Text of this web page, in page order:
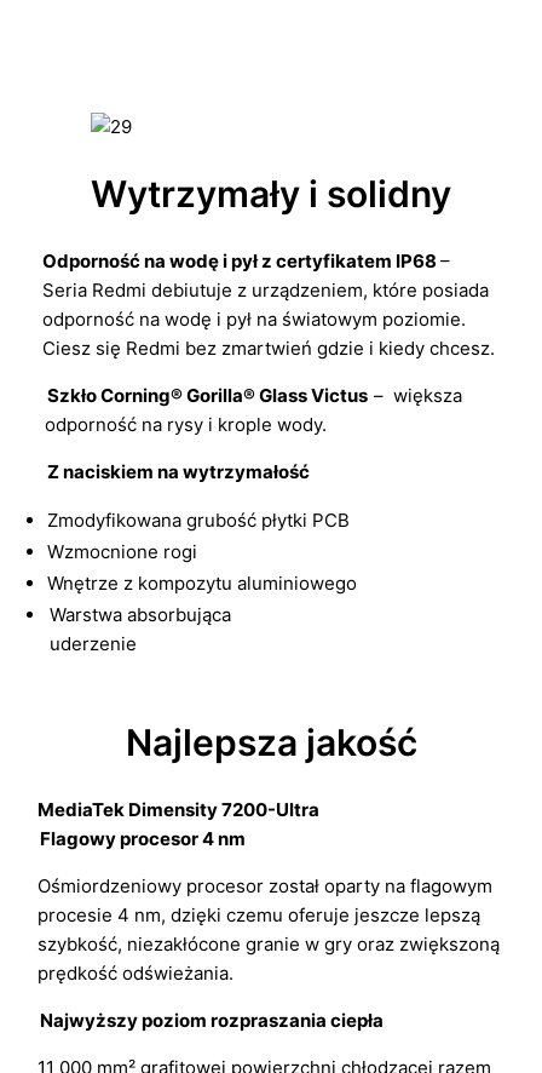
Wytrzymały i solidny
Odporność na wodę i pył z certyfikatem IP68 –
Seria Redmi debiutuje z urządzeniem, które posiada
odporność na wodę i pył na światowym poziomie.
Ciesz się Redmi bez zmartwień gdzie i kiedy chcesz.
Szkło Corning® Gorilla® Glass Victus – większa
odporność na rysy i krople wody.
Z naciskiem na wytrzymałość
Zmodyfikowana grubość płytki PCB
Wzmocnione rogi
Wnętrze z kompozytu aluminiowego
Warstwa absorbująca
uderzenie
Najlepsza jakość
MediaTek Dimensity 7200-Ultra
Flagowy procesor 4 nm
Ośmiordzeniowy procesor został oparty na flagowym
procesie 4 nm, dzięki czemu oferuje jeszcze lepszą
szybkość, niezakłócone granie w gry oraz zwiększoną
prędkość odświeżania.
Najwyższy poziom rozpraszania ciepła
11 000 mm² grafitowej powierzchni chłodzącej razem